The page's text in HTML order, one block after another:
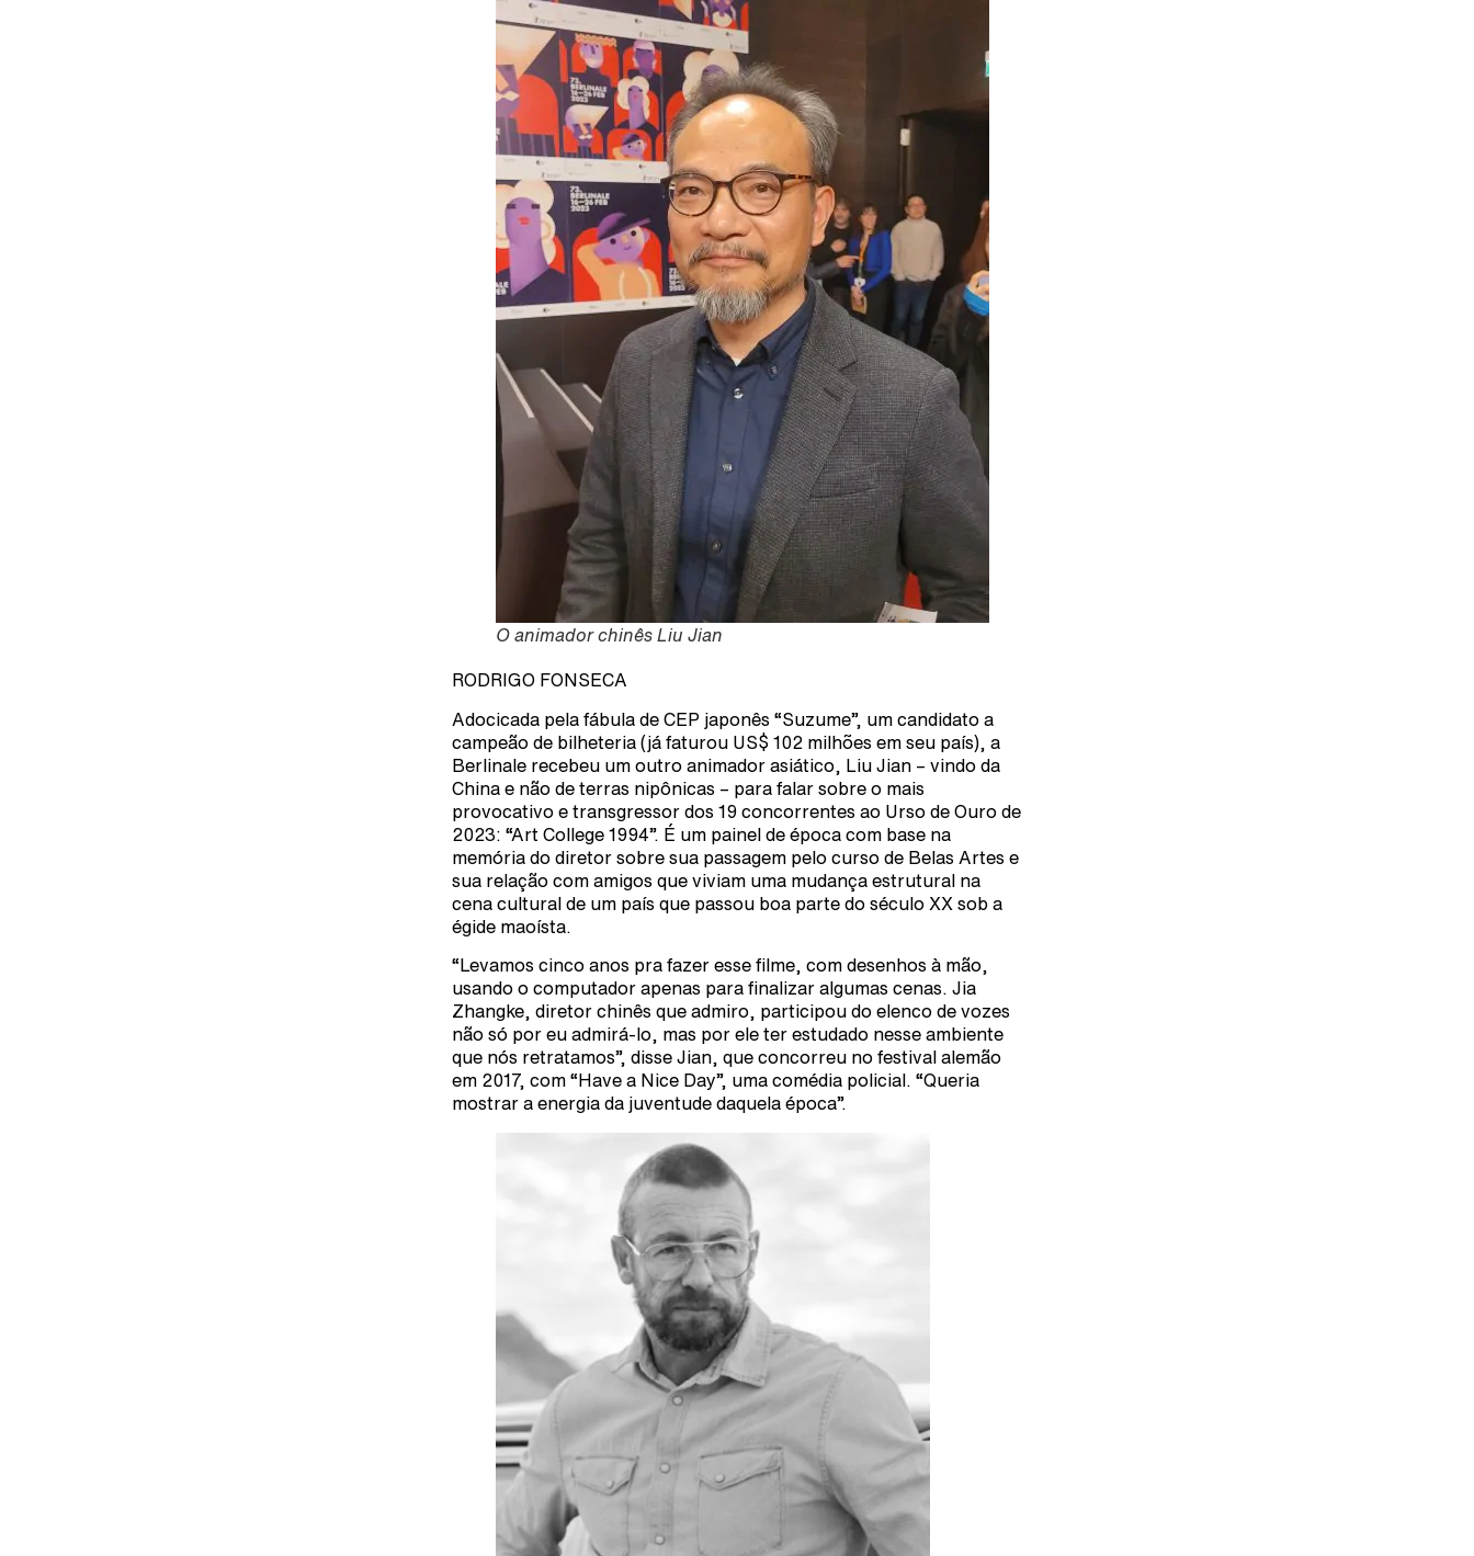
O animador chinês Liu Jian
RODRIGO FONSECA
Adocicada pela fábula de CEP japonês “Suzume”, um candidato a
campeão de bilheteria (já faturou US$ 102 milhões em seu país), a
Berlinale recebeu um outro animador asiático, Liu Jian – vindo da
China e não de terras nipônicas – para falar sobre o mais
provocativo e transgressor dos 19 concorrentes ao Urso de Ouro de
2023: “Art College 1994”. É um painel de época com base na
memória do diretor sobre sua passagem pelo curso de Belas Artes e
sua relação com amigos que viviam uma mudança estrutural na
cena cultural de um país que passou boa parte do século XX sob a
égide maoísta.
“Levamos cinco anos pra fazer esse filme, com desenhos à mão,
usando o computador apenas para finalizar algumas cenas. Jia
Zhangke, diretor chinês que admiro, participou do elenco de vozes
não só por eu admirá-lo, mas por ele ter estudado nesse ambiente
que nós retratamos”, disse Jian, que concorreu no festival alemão
em 2017, com “Have a Nice Day”, uma comédia policial. “Queria
mostrar a energia da juventude daquela época”.